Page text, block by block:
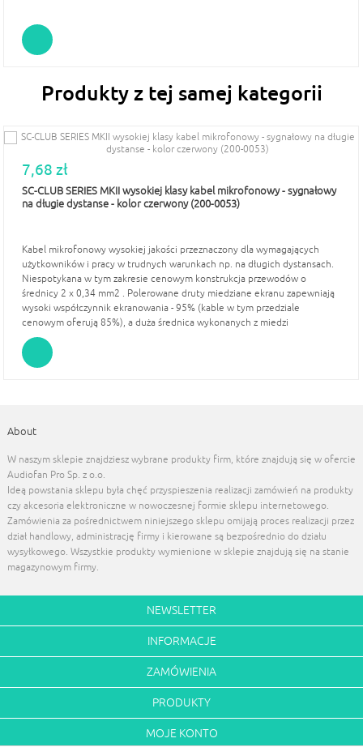
Produkty z tej samej kategorii
7,68 zł
SC-CLUB SERIES MKII wysokiej klasy kabel mikrofonowy - sygnałowy
na długie dystanse - kolor czerwony (200-0053)
Kabel mikrofonowy wysokiej jakości przeznaczony dla wymagających
użytkowników i pracy w trudnych warunkach np. na długich dystansach.
Niespotykana w tym zakresie cenowym konstrukcja przewodów o
średnicy 2 x 0,34 mm2 . Polerowane druty miedziane ekranu zapewniają
wysoki współczynnik ekranowania - 95% (kable w tym przedziale
cenowym oferują 85%), a duża średnica wykonanych z miedzi
beztlenowej przewodów ( OFC) i niska pojemność (115 pF) gwarantują
doskonałą jakość transmisji.
About
W naszym sklepie znajdziesz wybrane produkty firm, które znajdują się w ofercie
Audiofan Pro Sp. z o.o.
Ideą powstania sklepu była chęć przyspieszenia realizacji zamówień na produkty
czy akcesoria elektroniczne w nowoczesnej formie sklepu internetowego.
Zamówienia za pośrednictwem niniejszego sklepu omijają proces realizacji przez
dział handlowy, administrację firmy i kierowane są bezpośrednio do działu
wysyłkowego. Wszystkie produkty wymienione w sklepie znajdują się na stanie
magazynowym firmy.
NEWSLETTER
INFORMACJE
ZAMÓWIENIA
PRODUKTY
MOJE KONTO